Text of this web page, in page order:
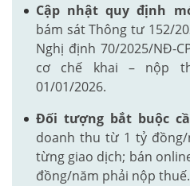
Cập nhật quy định
bám sát Thông tư 152/
Nghị định 70/2025/NĐ-
cơ chế khai – nộp
01/01/2026.
Đối tượng bắt buộc
doanh thu từ 1 tỷ
từng giao dịch; bán
đồng/năm phải nộp thuế.